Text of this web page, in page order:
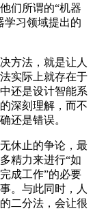
们所谓的“机器
学习领域提出的
方法，就是让人
实际上就存在于
还是设计智能系
深刻理解，而不
还是错误。
休止的争论，最
精力来进行“如
成工作”的必要
。与此同时，人
二分法，会让很